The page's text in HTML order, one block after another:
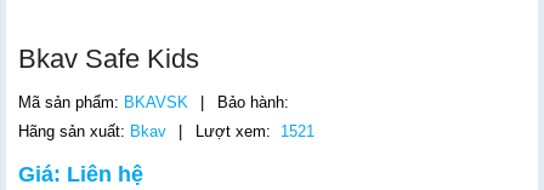
Bkav Safe Kids
Mã sản phẩm: BKAVSK
Bảo hành:
Hãng sản xuất: Bkav Lượt xem: 1521
Giá: Liên hệ